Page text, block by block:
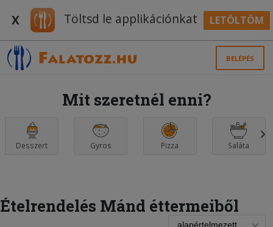
X Töltsd le applikációnkat LETÖLTÖM
BELÉPÉS
Mit szeretnél enni?
Desszert Gyros Pizza Saláta
Ételrendelés Mánd éttermeiből